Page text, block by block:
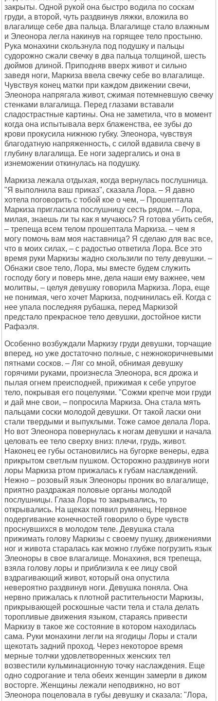
закрыты. Одной рукой она быстро водила по соскам
груди, а второй, чуть раздвинув ляжки, вложила во
влагалище себе два пальца. Влагалище стало влажным
и Элеонора легла накинув на горящее тело простыню.
Рука монахини скользнула под подушку и пальцы
судорожно сжали свечку в два пальца толщиной, шесть
дюймов длиной. Приподняв вверх живот и сильно
заведя ноги, Маркиза ввела свечку себе во влагалище.
Чувствуя конец матки при каждом движении свечи,
Элеонора напрягала живот, сжимая потемневшую свечку
стенками влагалища. Перед глазами вставали
сладострастные картины. Она не заметила, что в момент
когда она испытывала верх блаженства, ее зубы до
крови прокусила нижнюю губку. Элеонора, чувствуя
благодатную напряженность, с силой вдавила свечу в
глубину влагалища. Ее ноги задергались и она в
изнеможении откинулась на подушку.
Маркиза лежала отдыхая, когда вернулась послушница.
"Я выполнила ваш приказ", сказала Лора. – Я давно
хотела поговорить с тобой кое о чем, – Прошептала
Маркиза пригласила послушницу сесть рядом. – Лора,
милая, знаешь ли ты как я мучаюсь? Я готова убить себя,
– трепеща всем телом прошептала Маркиза. – чем я
могу помочь вам моя наставница? Я сделаю для вас все,
что в моих силах, – с радостью ответила Лора. Все это
время руки Маркизы жадно скользили по телу девушки. –
Обнажи свое тело, Лора, мы вместе будем служить
господу богу и поверь мне, дела наши ему важнее, чем
молитвы, – целуя девушку говорила Маркиза. Лора, еще
не понимая, чего хочет Маркиза, подчинилась ей. Когда с
нее упала последняя рубашка, перед Маркизой
предстало прекрасное тело девушки, достойное кисти
Рафаэля.
Особенно возбуждали Маркизу груди девушки, торчащие
вперед, но уже достаточно полные, с нежнокоричневыми
пятнами сосков. – Ляг со мной, обнимая девушку
горячими руками, произнесла Элеонора, вся дрожа и
пылая огнем преисподней, прижимая к себе упругое
тело, покрывая его поцелуями. "Сожми крепче мои груди
и дай мне свои, – попросила Маркиза. Она стала мять
пальцами соски молодой девушки. От такой ласки они
стали твердыми и выпуклыми. Тоже самое делала Лора.
Но вот Элеонора повернулась к ногам девушки и начала
целовать ее тело сверху вниз: плечи, грудь, живот.
Наконец ее губы остановились на бугорке венеры, едва
прикрытом светлым пушком. Осторожно раздвинув ноги
лоры Маркиза ртом прижалась к губам наслаждений.
Нежно – розовый язык Элеоноры проник во влагалище,
приятно раздражая половые органы молодой
послушницы. Глаза Лоры то закрывались, то
открывались. На щеках появил румянец. Нервное
подергивание конечностей говорило о буре чувств
проснувшихся в молодом теле. Девушка стала
прижимать голову Маркизы с своему пушку, движениями
ног и живота старалась как можно глубже погрузить язык
Элеоноры в свое влагалище. Монахиня, вся трепеща,
взяла голову лоры и приблизила к ее лицу свой
вздрагивающий живот, который она опустила
невероятно раздвинув ноги. Девушка поняла. Она
нервно прижалась к плотной растительности Маркизы,
прикрывающей роскошные части тела и стала делать
торопливые движения языком, стараясь привести
Маркизу в такое же состояние в котором находилась
сама. Руки монахини легли на ягодицы Лоры и стали
щекотать задний проход. Через некоторое время
мерные толчки удовлетворенных женских тел
возвестили кульминационную точку наслаждения. Еще
одно содрогание и тела обеих женщин замерли в диком
восторге. Женщины лежали неподвижно, но вот
Элеонора поцеловала в губы девушку и сказала: "Лора,